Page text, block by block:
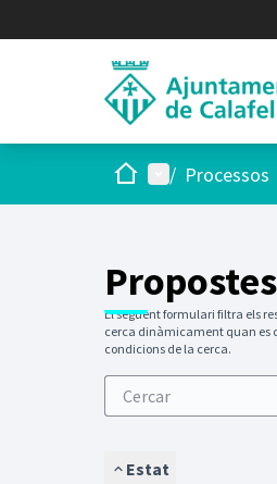
Inici Menú principal
/ Processos
Propostes
El següent formulari filtra els
cerca dinàmicament quan es
condicions de la cerca.
Estat